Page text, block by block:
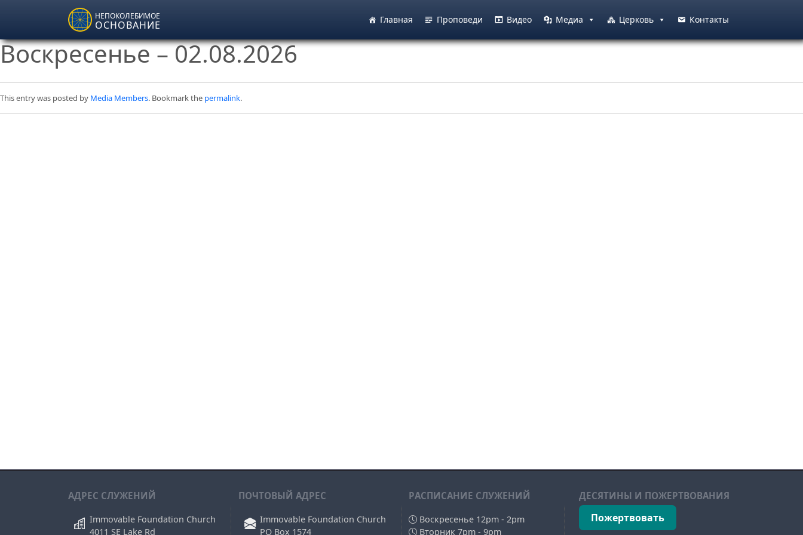
Skip to main content
НЕПОКОЛЕБИМОЕ
ОСНОВАНИЕ Главная Проповеди Видео Медиа Церковь Контакты
Воскресенье – 02.08.2026
This entry was posted by Media Members. Bookmark the permalink.
АДРЕС СЛУЖЕНИЙ
Immovable Foundation Church
4011 SE Lake Rd
ПОЧТОВЫЙ АДРЕС
Immovable Foundation Church
PO Box 1574
РAСПИСАНИЕ СЛУЖЕНИЙ
Воскресенье 12pm - 2pm
Вторник 7pm - 9pm
ДЕСЯТИНЫ И ПОЖЕРТВОВАНИЯ
Пожертвовать